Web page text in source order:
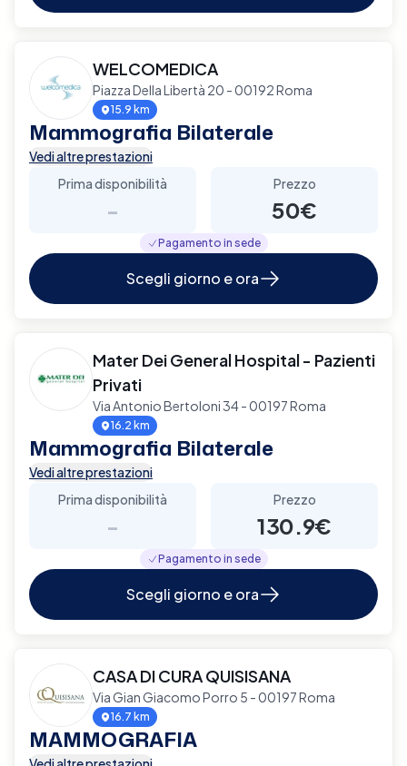
WELCOMEDICA
Piazza Della Libertà 20 - 00192 Roma
15.9 km
Mammografia Bilaterale
Vedi altre prestazioni
Prima disponibilità
-
Prezzo
50€
Pagamento in sede
Scegli giorno e ora
Mater Dei General Hospital - Pazienti
Privati
Via Antonio Bertoloni 34 - 00197 Roma
16.2 km
Mammografia Bilaterale
Vedi altre prestazioni
Prima disponibilità
-
Prezzo
130.9€
Pagamento in sede
Scegli giorno e ora
CASA DI CURA QUISISANA
Via Gian Giacomo Porro 5 - 00197 Roma
16.7 km
MAMMOGRAFIA